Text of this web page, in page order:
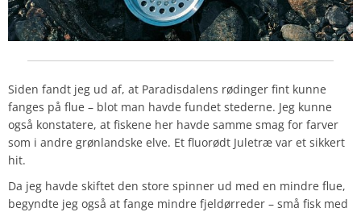
Siden fandt jeg ud af, at Paradisdalens rødinger fint kunne
fanges på flue – blot man havde fundet stederne. Jeg kunne
også konstatere, at fiskene her havde samme smag for farver
som i andre grønlandske elve. Et fluorødt Juletræ var et sikkert
hit.
Da jeg havde skiftet den store spinner ud med en mindre flue,
begyndte jeg også at fange mindre fjeldørreder – små fisk med